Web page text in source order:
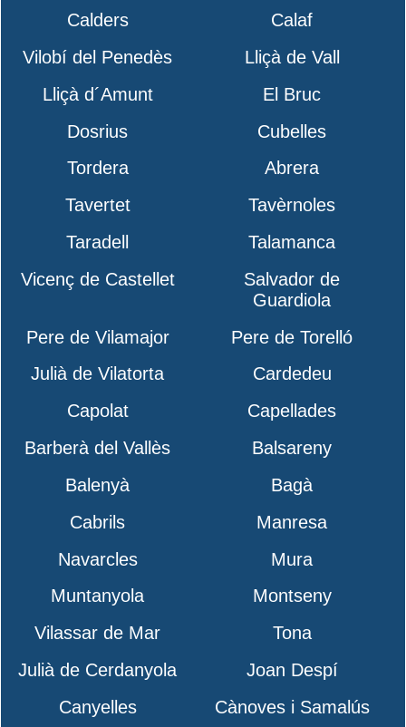
Calders
Calaf
Vilobí del Penedès
Lliçà de Vall
Lliçà d´Amunt
El Bruc
Dosrius
Cubelles
Tordera
Abrera
Tavertet
Tavèrnoles
Taradell
Talamanca
Vicenç de Castellet
Salvador de
Guardiola
Pere de Vilamajor
Pere de Torelló
Julià de Vilatorta
Cardedeu
Capolat
Capellades
Barberà del Vallès
Balsareny
Balenyà
Bagà
Cabrils
Manresa
Navarcles
Mura
Muntanyola
Montseny
Vilassar de Mar
Tona
Julià de Cerdanyola
Joan Despí
Canyelles
Cànoves i Samalús